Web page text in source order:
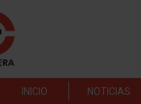
INICIO NOTICIAS